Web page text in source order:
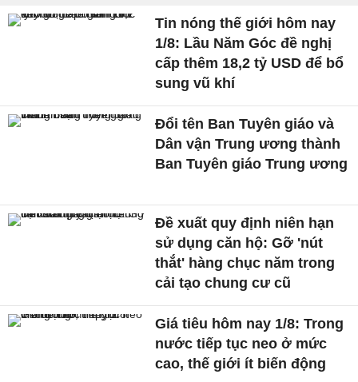
Tin nóng thế giới hôm nay
1/8: Lầu Năm Góc đề nghị
cấp thêm 18,2 tỷ USD để bổ
sung vũ khí
Đổi tên Ban Tuyên giáo và
Dân vận Trung ương thành
Ban Tuyên giáo Trung ương
Đề xuất quy định niên hạn
sử dụng căn hộ: Gỡ 'nút
thắt' hàng chục năm trong
cải tạo chung cư cũ
Giá tiêu hôm nay 1/8: Trong
nước tiếp tục neo ở mức
cao, thế giới ít biến động